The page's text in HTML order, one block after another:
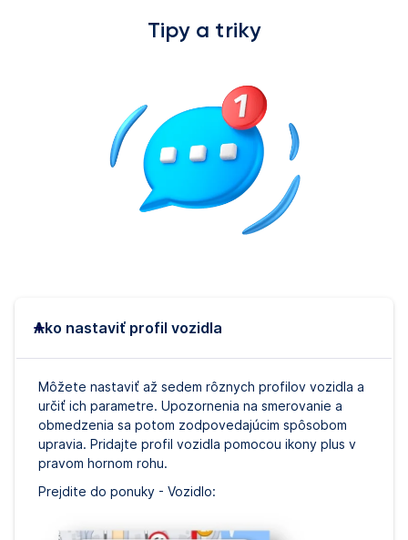
Tipy a triky
Ako nastaviť profil vozidla
Môžete nastaviť až sedem rôznych profilov vozidla a
určiť ich parametre. Upozornenia na smerovanie a
obmedzenia sa potom zodpovedajúcim spôsobom
upravia. Pridajte profil vozidla pomocou ikony plus v
pravom hornom rohu.
Prejdite do ponuky - Vozidlo: